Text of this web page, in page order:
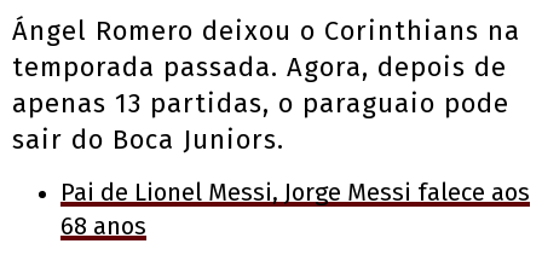
Ángel Romero deixou o Corinthians na
temporada passada. Agora, depois de
apenas 13 partidas, o paraguaio pode
sair do Boca Juniors.
Pai de Lionel Messi, Jorge Messi falece aos
68 anos